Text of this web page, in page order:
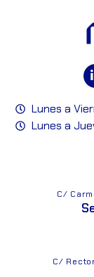
Lunes a
Lunes a
C/
C/